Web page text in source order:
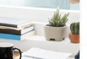
atau DMS
pengelolaan
pilihan software
Jika Anda
layanan
[…]